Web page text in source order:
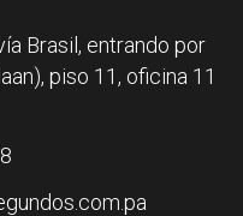
Brasil, entrando por
piso 11, oficina 11